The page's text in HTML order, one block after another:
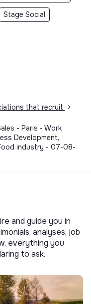
Stage Social
that recruit
>
- Paris - Work
Development,
industry - 07-08-
and guide you in
analyses, job
everything you
to ask.